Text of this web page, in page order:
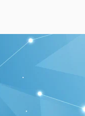
ブ制作を導くためのプラ
エイター、企業、代理